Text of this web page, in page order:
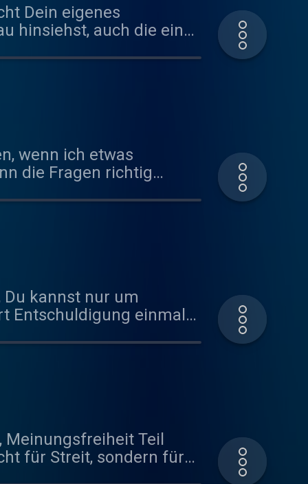
Dein eigenes
hinsiehst, auch die eines
und Fremdscham-
die Fragen richtig
Entschuldigung einmal
genügt ein „Sorry“,
Teil
für Streit, sondern für
spannend finden. 5